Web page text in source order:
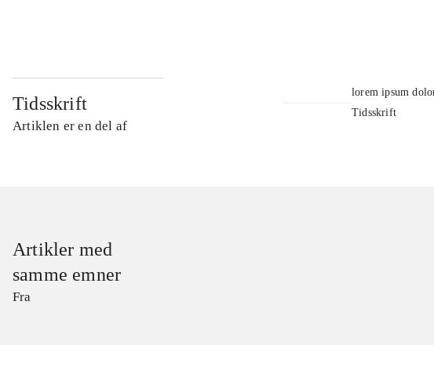
Tidsskrift
Artiklen er en del af
lorem ipsum
Tidsskrift
Artikler med
samme emner
Fra